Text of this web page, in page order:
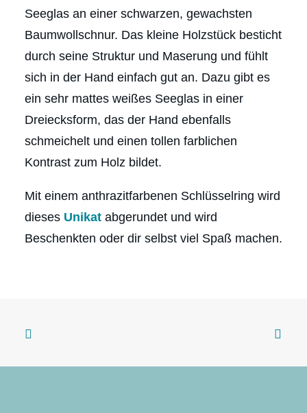
Seeglas an einer schwarzen, gewachsten
Baumwollschnur. Das kleine Holzstück besticht
durch seine Struktur und Maserung und fühlt
sich in der Hand einfach gut an. Dazu gibt es
ein sehr mattes weißes Seeglas in einer
Dreiecksform, das der Hand ebenfalls
schmeichelt und einen tollen farblichen
Kontrast zum Holz bildet.
Mit einem anthrazitfarbenen Schlüsselring wird
dieses Unikat abgerundet und wird
Beschenkten oder dir selbst viel Spaß machen.